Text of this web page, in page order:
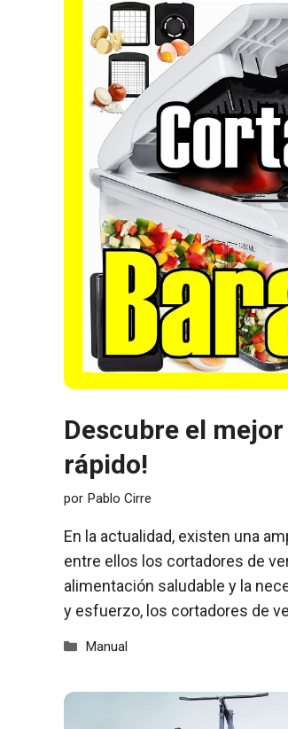
Descubre el
rápido!
por Pablo Cirre
En la actualidad, existen una
entre ellos los cortadores de
alimentación saludable y la
y esfuerzo, los cortadores de
Categorías
Manual